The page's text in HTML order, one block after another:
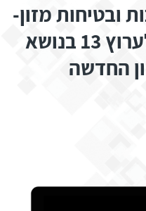
ובטיחות מזון-
מאלק רזק מדבר לערוץ 13 בנושא
החדשה